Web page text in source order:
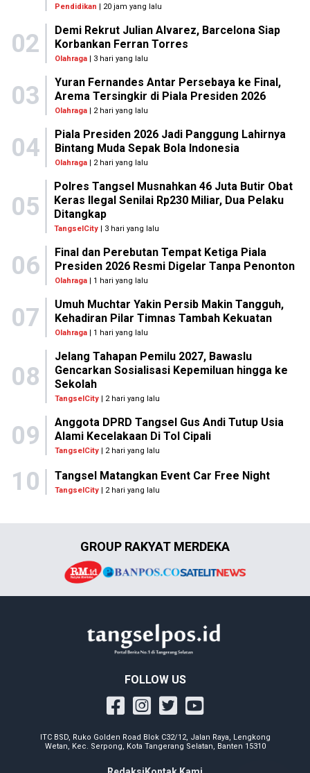
Pendidikan | 20 jam yang lalu
02
Demi Rekrut Julian Alvarez, Barcelona Siap
Korbankan Ferran Torres
Olahraga| 3 hari yang lalu
03
Yuran Fernandes Antar Persebaya ke Final,
Arema Tersingkir di Piala Presiden 2026
Olahraga| 2 hari yang lalu
04
Piala Presiden 2026 Jadi Panggung Lahirnya
Bintang Muda Sepak Bola Indonesia
Olahraga| 2 hari yang lalu
05
Polres Tangsel Musnahkan 46 Juta Butir Obat
Keras Ilegal Senilai Rp230 Miliar, Dua Pelaku
Ditangkap
TangselCity | 3 hari yang lalu
06
Final dan Perebutan Tempat Ketiga Piala
Presiden 2026 Resmi Digelar Tanpa Penonton
Olahraga| 1 hari yang lalu
07
Umuh Muchtar Yakin Persib Makin Tangguh,
Kehadiran Pilar Timnas Tambah Kekuatan
Olahraga| 1 hari yang lalu
08
Jelang Tahapan Pemilu 2027, Bawaslu
Gencarkan Sosialisasi Kepemiluan hingga ke
Sekolah
TangselCity| 2 hari yang lalu
09
Anggota DPRD Tangsel Gus Andi Tutup Usia
Alami Kecelakaan Di Tol Cipali
TangselCity| 2 hari yang lalu
10 Tangsel Matangkan Event Car Free Night
TangselCity | 2 hari yang lalu
GROUP RAKYAT MERDEKA
FOLLOW US
ITC BSD, Ruko Golden Road Blok C32/12, Jalan Raya, Lengkong
Wetan, Kec. Serpong, Kota Tangerang Selatan, Banten 15310